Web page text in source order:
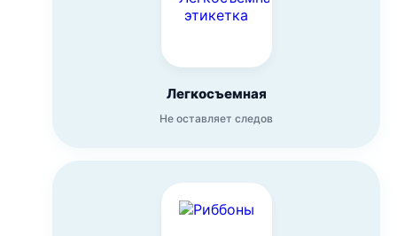
Легкосъемная
Не оставляет следов